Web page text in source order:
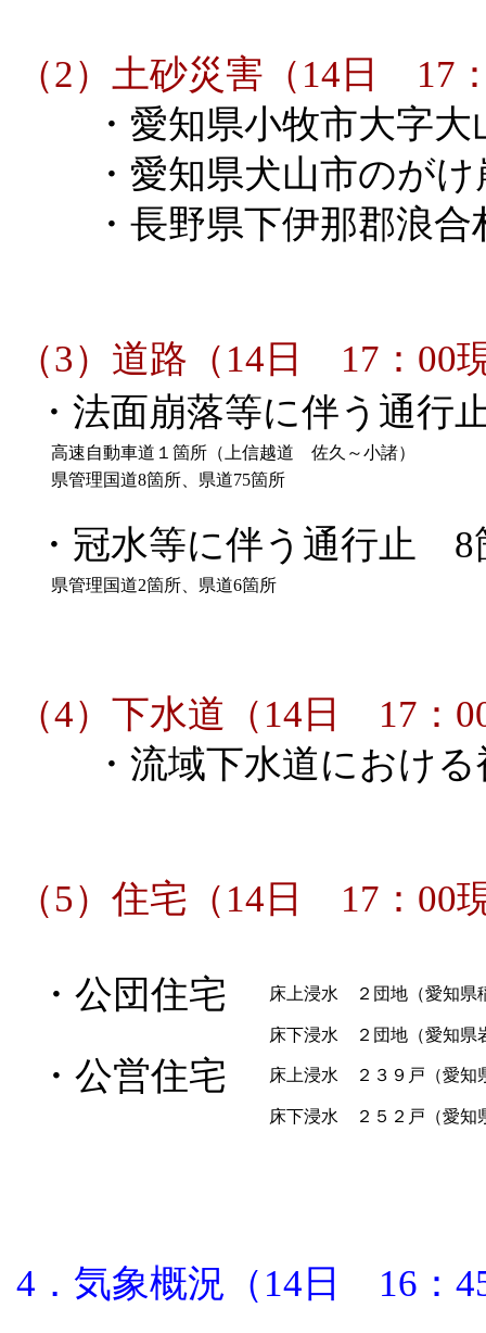
（2）土砂災害（14日 17
・愛知県小牧市大字大
・愛知県犬山市のがけ
・長野県下伊那郡浪合
（3）道路（14日 17：00
・法面崩落等に伴う通
高速自動車道１箇所（上信越道 佐久～小諸）
県管理国道8箇所、県道75箇所
・冠水等に伴う通行止 8
県管理国道2箇所、県道6箇所
（4）下水道（14日 17：
・流域下水道における
（5）住宅（14日 17：00
・公団住宅 床上浸水 ２団地（
床下浸水 ２団地（愛知県
・公営住宅 床上浸水 ２３９
床下浸水 ２５２戸（愛知
4．気象概況（14日 16：